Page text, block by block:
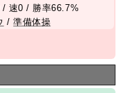
速0 / 勝率66.7%
/準備体操